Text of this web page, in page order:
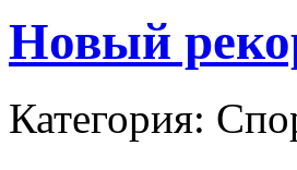
Новый
Категория: